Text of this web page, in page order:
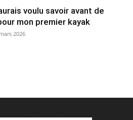
voulu savoir avant de
mon premier kayak
2026